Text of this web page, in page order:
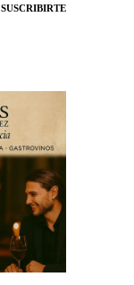
SUSCRIBIRTE